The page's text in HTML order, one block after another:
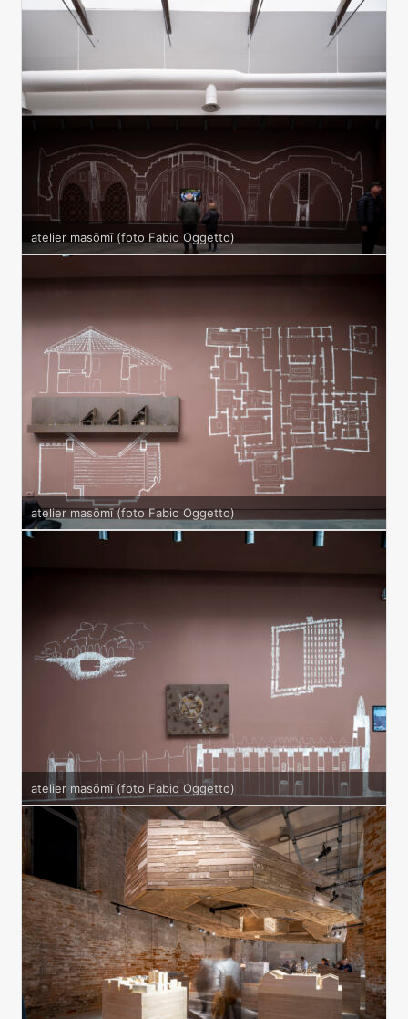
atelier masōmī (foto Fabio Oggetto)
atelier masōmī (foto Fabio Oggetto)
atelier masōmī (foto Fabio Oggetto)